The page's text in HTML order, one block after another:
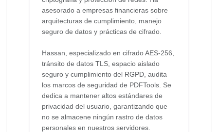
asesorado a empresas financieras sobre
arquitecturas de cumplimiento, manejo
seguro de datos y prácticas de cifrado.
Hassan, especializado en cifrado AES-256,
tránsito de datos TLS, espacio aislado
seguro y cumplimiento del RGPD, audita
los marcos de seguridad de PDFTools. Se
dedica a mantener altos estándares de
privacidad del usuario, garantizando que
no se almacene ningún rastro de datos
personales en nuestros servidores.